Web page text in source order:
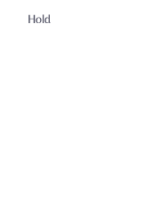
Hold